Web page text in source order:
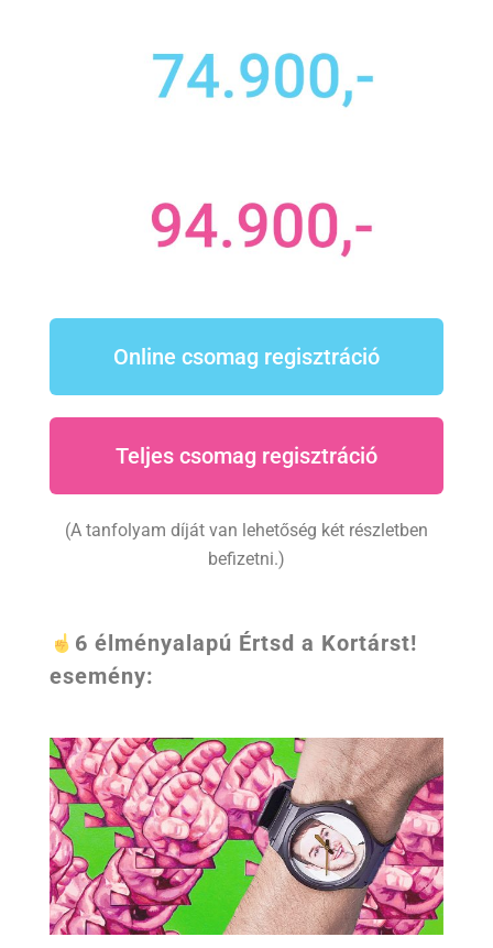
Online csomag regisztráció
Teljes csomag regisztráció
(A tanfolyam díját van lehetőség két részletben
befizetni.)
6 élményalapú Értsd a Kortárst!
esemény: